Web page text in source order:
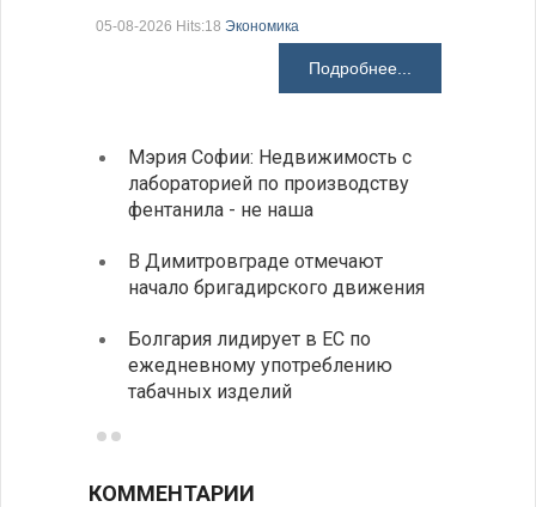
05-08-2026 Hits:18 Экономика
Подробнее...
Мэрия Софии: Недвижимость с
лабораторией по производству
фентанила - не наша
В Димитровграде отмечают
начало бригадирского движения
Болгария лидирует в ЕС по
ежедневному употреблению
табачных изделий
КОММЕНТАРИИ